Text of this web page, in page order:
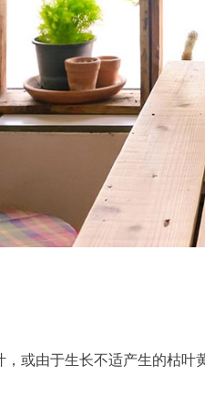
，或由于生长不适产生的枯